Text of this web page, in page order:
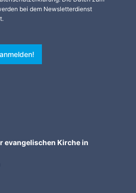
bei dem Newsletterdienst
evangelischen Kirche in